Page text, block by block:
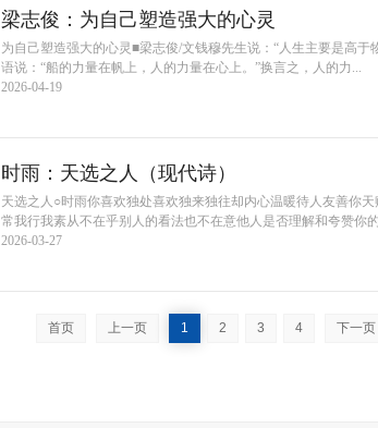
梁志俊：为自己塑造强大的心灵
为自己塑造强大的心灵■梁志俊/文钱穆先生说：“人生主要是高
语说：“船的力量在帆上，人的力量在心上。”换言之，人的力...
2026-04-19
时雨：天选之人（现代诗）
天选之人○时雨你喜欢独处喜欢独来独往却内心温暖待人友善你
常我行我素从不在乎别人的看法也不在意他人是否理解和夸赞你
2026-03-27
首页 上一页 1 2 3 4 下一页